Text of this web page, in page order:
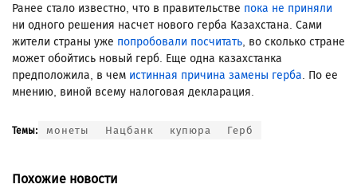
Ранее стало известно, что в правительстве пока не приняли
ни одного решения насчет нового герба Казахстана. Сами
жители страны уже попробовали посчитать, во сколько стране
может обойтись новый герб. Еще одна казахстанка
предположила, в чем истинная причина замены герба. По ее
мнению, виной всему налоговая декларация.
Темы: монеты Нацбанк купюра Герб
Похожие новости